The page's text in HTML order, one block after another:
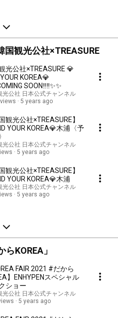
国観光公社×TREASURE
光公社×TREASURE 💎
YOUR KOREA💎
SOON‼‼✨✨
光公社 日本公式チャンネル
5 years ago
観光公社×TREASURE】
YOUR KOREA💎木浦〈予
光公社 日本公式チャンネル
5 years ago
観光公社×TREASURE】
YOUR KOREA💎木浦
光公社 日本公式チャンネル
5 years ago
らKOREA」
FAIR 2021 #だから
】ENHYPENスペシャル
ショー
光公社 日本公式チャンネル
5 years ago